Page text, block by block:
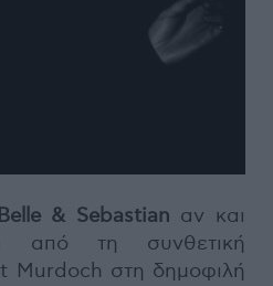
Belle & Sebastian αν και
από τη συνθετική
Murdoch στη δημοφιλή